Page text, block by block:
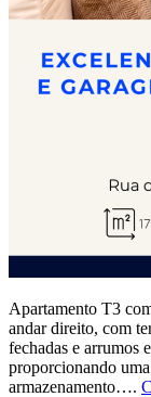
Apartamento T3
andar direito, com
fechadas e arrumos
proporcionando
armazenamento….